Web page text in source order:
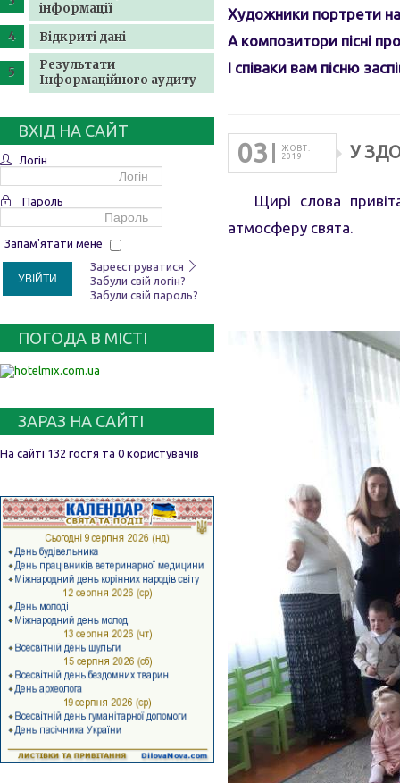
інформації
Відкриті дані
Результати
Інформаційного аудиту
ВХІД НА САЙТ
Логін
Пароль
Запам'ятати мене
УВІЙТИ
Зареєструватися
Забули свій логін?
Забули свій пароль?
ПОГОДА В МІСТІ
ЗАРАЗ НА САЙТІ
На сайті 132 гостя та 0 користувачів
Художники портрети
А композитори пісні
І співаки вам пісню
03
ЖОВТ.
2019
У ЗДО
Щирі слова
атмосферу свята.